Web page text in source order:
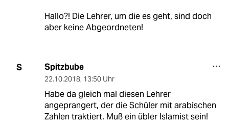
Hallo?! Die Lehrer, um die es geht, sind doch
aber keine Abgeordneten!
S Spitzbube
22.10.2018, 13:50 Uhr
Habe da gleich mal diesen Lehrer
angeprangert, der die Schüler mit arabischen
Zahlen traktiert. Muß ein übler Islamist sein!